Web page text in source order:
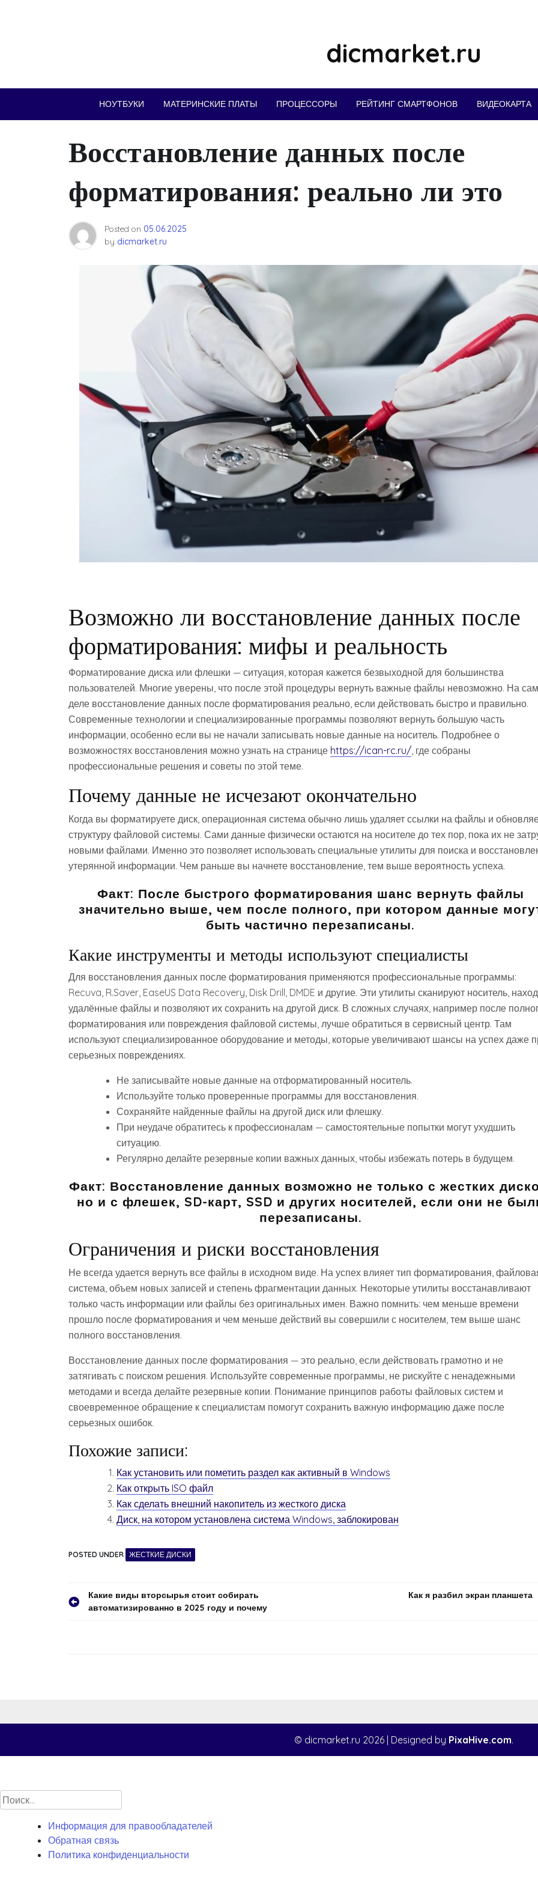
dicmarket.ru
НОУТБУКИ МАТЕРИНСКИЕ ПЛАТЫ ПРОЦЕССОРЫ РЕЙТИНГ СМАРТФОНОВ ВИДЕОКАРТА
Восстановление данных после
форматирования: реально ли это
Posted on 05.06.2025
by dicmarket.ru
Возможно ли восстановление данных после
форматирования: мифы и реальность
Форматирование диска или флешки — ситуация, которая кажется безвыходной для большинства
пользователей. Многие уверены, что после этой процедуры вернуть важные файлы невозможно. На
деле восстановление данных после форматирования реально, если действовать быстро и правильно.
Современные технологии и специализированные программы позволяют вернуть большую часть
информации, особенно если вы не начали записывать новые данные на носитель. Подробнее о
возможностях восстановления можно узнать на странице https://ican-rc.ru/, где собраны
профессиональные решения и советы по этой теме.
Почему данные не исчезают окончательно
Когда вы форматируете диск, операционная система обычно лишь удаляет ссылки на файлы и
структуру файловой системы. Сами данные физически остаются на носителе до тех пор, пока их не
новыми файлами. Именно это позволяет использовать специальные утилиты для поиска и
утерянной информации. Чем раньше вы начнете восстановление, тем выше вероятность успеха.
Факт: После быстрого форматирования шанс вернуть файлы
значительно выше, чем после полного, при котором данные
быть частично перезаписаны.
Какие инструменты и методы используют специалисты
Для восстановления данных после форматирования применяются профессиональные программы:
Recuva, R.Saver, EaseUS Data Recovery, Disk Drill, DMDE и другие. Эти утилиты сканируют носитель,
удалённые файлы и позволяют их сохранить на другой диск. В сложных случаях, например после
форматирования или повреждения файловой системы, лучше обратиться в сервисный центр. Там
используют специализированное оборудование и методы, которые увеличивают шансы на успех даже
серьезных повреждениях.
Не записывайте новые данные на отформатированный носитель.
Используйте только проверенные программы для восстановления.
Сохраняйте найденные файлы на другой диск или флешку.
При неудаче обратитесь к профессионалам — самостоятельные попытки могут ухудшить
ситуацию.
Регулярно делайте резервные копии важных данных, чтобы избежать потерь в будущем.
Факт: Восстановление данных возможно не только с жестких
но и с флешек, SD-карт, SSD и других носителей, если они не
перезаписаны.
Ограничения и риски восстановления
Не всегда удается вернуть все файлы в исходном виде. На успех влияет тип форматирования,
система, объем новых записей и степень фрагментации данных. Некоторые утилиты восстанавливают
только часть информации или файлы без оригинальных имен. Важно помнить: чем меньше времени
прошло после форматирования и чем меньше действий вы совершили с носителем, тем выше шанс
полного восстановления.
Восстановление данных после форматирования — это реально, если действовать грамотно и не
затягивать с поиском решения. Используйте современные программы, не рискуйте с ненадежными
методами и всегда делайте резервные копии. Понимание принципов работы файловых систем и
своевременное обращение к специалистам помогут сохранить важную информацию даже после
серьезных ошибок.
Похожие записи:
Как установить или пометить раздел как активный в Windows
Как открыть ISO файл
Как сделать внешний накопитель из жесткого диска
Диск, на котором установлена система Windows, заблокирован
POSTED UNDER ЖЕСТКИЕ ДИСКИ
Навигация
Какие виды вторсырья стоит собирать
автоматизированно в 2025 году и почему
Как я разбил экран планшета
© dicmarket.ru 2026 Designed by PixaHive.com.
Найти:
Информация для правообладателей
Обратная связь
Политика конфиденциальности